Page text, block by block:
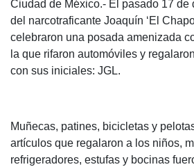
Ciudad de México.- El pasado 17 de
del narcotraficante Joaquín ‘El
celebraron una posada amenizada
la que rifaron automóviles y
con sus iniciales: JGL.
Muñecas, patines, bicicletas y
artículos que regalaron a los niños,
refrigeradores, estufas y bocinas